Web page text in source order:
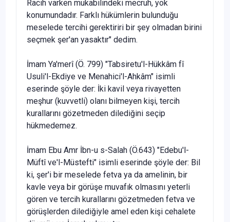
Racih varken mukabilindeki mecruh, yok
konumun­dadır. Farklı hükümlerin bulunduğu
meselede tercihi gerektiriri bir şey olmadan birini
seçmek şer'an yasaktır" dedim.
İmam Ya'merî (Ö. 799) "Tabsiretu'l-Hükkâm fî
Usuli'l-Ekdiye ve Menahici'l-Ahkâm" isimli
eserinde şöyle der: İki kavil veya rivayetten
meşhur (kuvvetli) olanı bilmeyen kişi, tercih
kurallarını gözetmeden dilediğini seçip
hükmedemez.
İmam Ebu Amr İbn-u s-Salah (Ö.643) "Edebu'l-
Müftî ve'l-Müstefti" isimli eserinde şöyle der: Bil
ki, şer'i bir meselede fetva ya da ameli­nin, bir
kavle veya bir görüşe muvafık olmasını yeterli
gören ve tercih kurallarını gözetmeden fetva ve
görüşlerden dilediğiyle amel eden kişi cehalete